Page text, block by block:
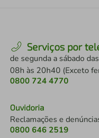
Serviços por
de segunda a sábado das
08h às 20h40 (Exceto
0800 724 4770
Ouvidoria
Reclamações e
0800 646 2519